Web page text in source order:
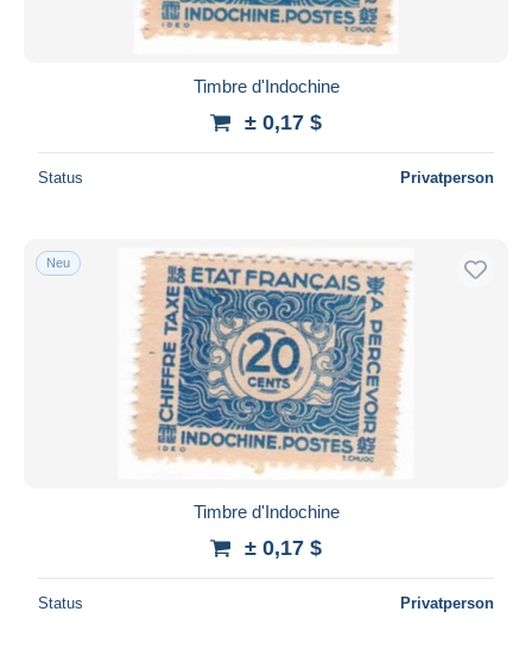
Timbre d'Indochine
± 0,17 $
Status Privatperson
Neu
Timbre d'Indochine
± 0,17 $
Status Privatperson